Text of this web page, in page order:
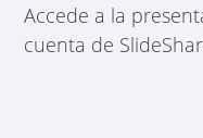
Accede a la
cuenta de